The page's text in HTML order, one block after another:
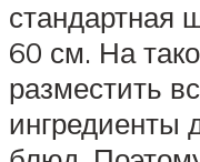
стандартная
60 см. На
разместить
ингредиенты